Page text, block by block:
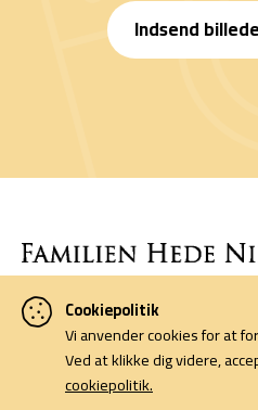
Indsend
Denne side er finansieret af
af foreningen Horsens Billeders
Cookiepolitik
Cookiepolitik
Vi anvender cookies for at
Ved at klikke dig videre,
cookiepolitik.